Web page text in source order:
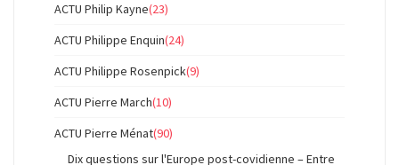
ACTU Philip Kayne(23)
ACTU Philippe Enquin(24)
ACTU Philippe Rosenpick(9)
ACTU Pierre March(10)
ACTU Pierre Ménat(90)
Dix questions sur l'Europe post-covidienne – Entre